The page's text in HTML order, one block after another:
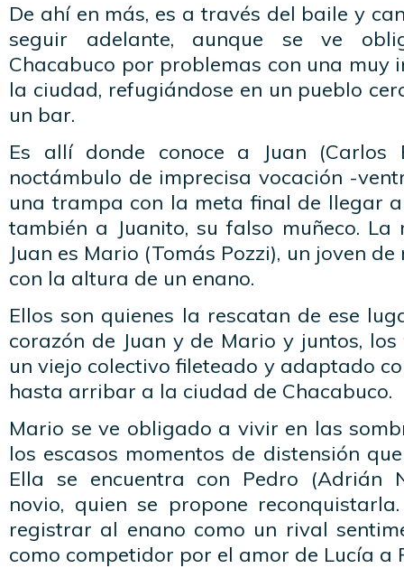
De ahí en más, es a través del baile y
seguir adelante, aunque se ve
Chacabuco por problemas con una
la ciudad, refugiándose en un pueblo
un bar.
Es allí donde conoce a Juan (Carlos
noctámbulo de imprecisa vocación -
una trampa con la meta final de llegar
también a Juanito, su falso muñeco.
Juan es Mario (Tomás Pozzi), un joven
con la altura de un enano.
Ellos son quienes la rescatan de ese
corazón de Juan y de Mario y juntos,
un viejo colectivo fileteado y adaptado
hasta arribar a la ciudad de Chacabuco.
Mario se ve obligado a vivir en las
los escasos momentos de distensión
Ella se encuentra con Pedro (Adrián
novio, quien se propone
registrar al enano como un rival
como competidor por el amor de Lucía a